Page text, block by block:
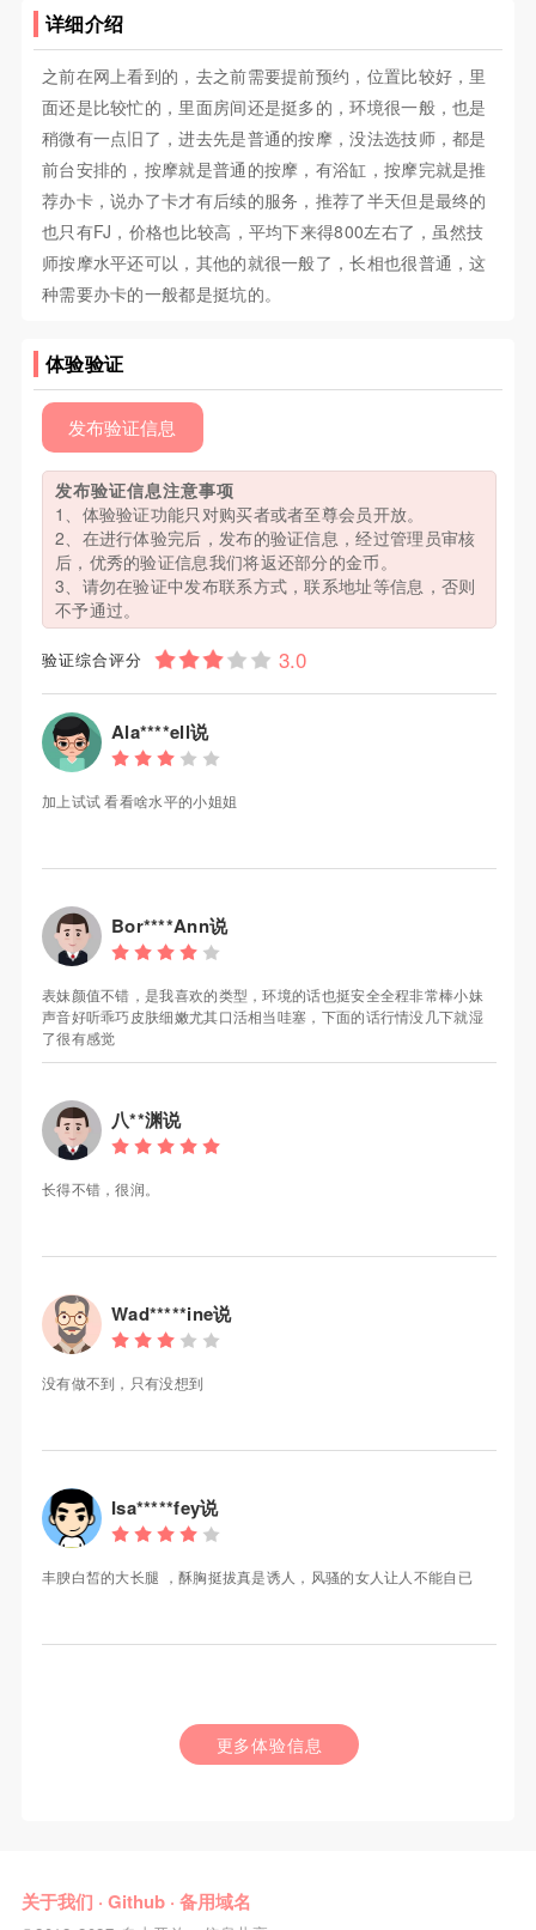
详细介绍
之前在网上看到的，去之前需要提前预约，位置比较好，里
面还是比较忙的，里面房间还是挺多的，环境很一般，也是
稍微有一点旧了，进去先是普通的按摩，没法选技师，都是
前台安排的，按摩就是普通的按摩，有浴缸，按摩完就是推
荐办卡，说办了卡才有后续的服务，推荐了半天但是最终的
也只有FJ，价格也比较高，平均下来得800左右了，虽然技
师按摩水平还可以，其他的就很一般了，长相也很普通，这
种需要办卡的一般都是挺坑的。
体验验证
发布验证信息
发布验证信息注意事项
1、体验验证功能只对购买者或者至尊会员开放。
2、在进行体验完后，发布的验证信息，经过管理员审核
后，优秀的验证信息我们将返还部分的金币。
3、请勿在验证中发布联系方式，联系地址等信息，否则
不予通过。
验证综合评分
Ala****ell说
加上试试 看看啥水平的小姐姐
Bor****Ann说
表妹颜值不错，是我喜欢的类型，环境的话也挺安全全程非常棒小妹
声音好听乖巧皮肤细嫩尤其口活相当哇塞，下面的话行情没几下就湿
了很有感觉
八**渊说
长得不错，很润。
Wad*****ine说
没有做不到，只有没想到
Isa*****fey说
丰腴白皙的大长腿 ，酥胸挺拔真是诱人，风骚的女人让人不能自已
更多体验信息
关于我们 · Github· 备用域名